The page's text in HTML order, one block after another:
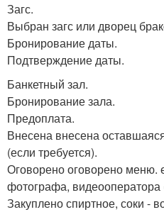
Загс.
Выбран загс или дворец
Бронирование даты.
Подтверждение даты.
Банкетный зал.
Бронирование зала.
Предоплата.
Внесена внесена
(если требуется).
Оговорено оговорено меню.
фотографа, видеооператора
Закуплено спиртное, соки -